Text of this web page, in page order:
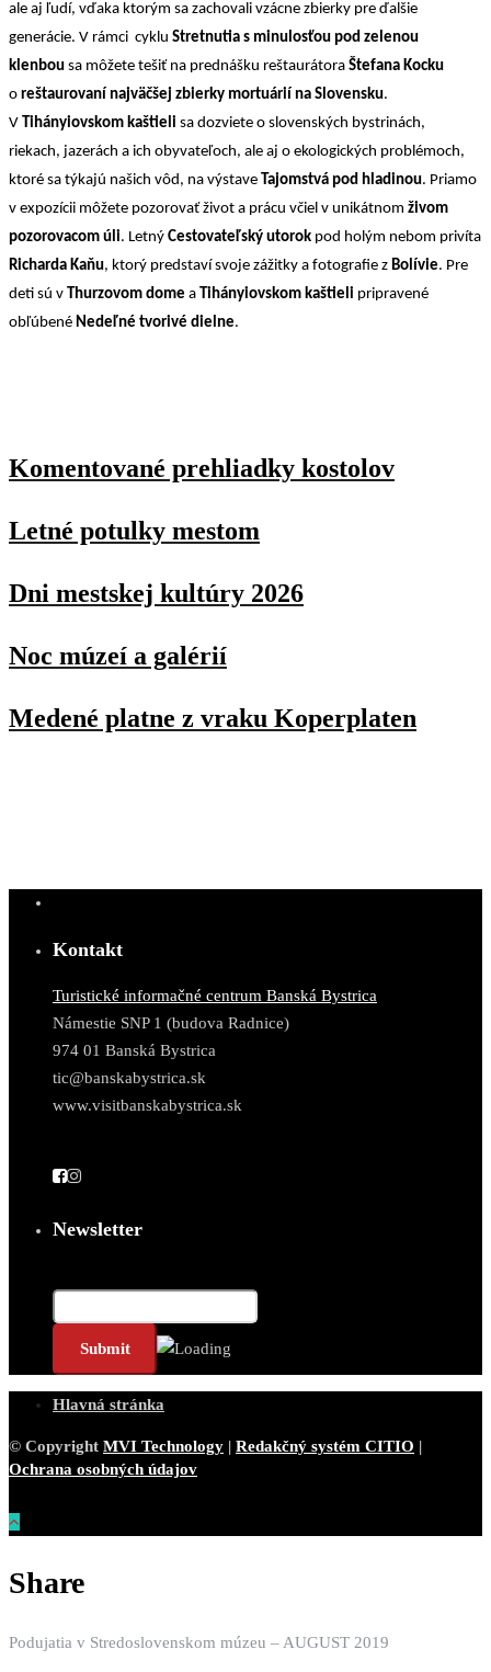
ale aj ľudí, vďaka ktorým sa zachovali vzácne zbierky pre ďalšie
generácie. V rámci cyklu Stretnutia s minulosťou pod zelenou
klenbou sa môžete tešiť na prednášku reštaurátora Štefana Kocku
o reštaurovaní najväčšej zbierky mortuárií na Slovensku.
V Tihányiovskom kaštieli sa dozviete o slovenských bystrinách,
riekach, jazerách a ich obyvateľoch, ale aj o ekologických problémoch,
ktoré sa týkajú našich vôd, na výstave Tajomstvá pod hladinou. Priamo
v expozícii môžete pozorovať život a prácu včiel v unikátnom živom
pozorovacom úli. Letný Cestovateľský utorok pod holým nebom privíta
Richarda Kaňu, ktorý predstaví svoje zážitky a fotografie z Bolívie. Pre
deti sú v Thurzovom dome a Tihányiovskom kaštieli pripravené
obľúbené Nedeľné tvorivé dielne.
Komentované prehliadky kostolov
Letné potulky mestom
Dni mestskej kultúry 2026
Noc múzeí a galérií
Medené platne z vraku Koperplaten
Kontakt
Turistické informačné centrum Banská Bystrica
Námestie SNP 1 (budova Radnice)
974 01 Banská Bystrica
tic@banskabystrica.sk
www.visitbanskabystrica.sk
Newsletter
Hlavná stránka
© Copyright MVI Technology | Redakčný systém CITIO |
Ochrana osobných údajov
Share
Podujatia v Stredoslovenskom múzeu – AUGUST 2019